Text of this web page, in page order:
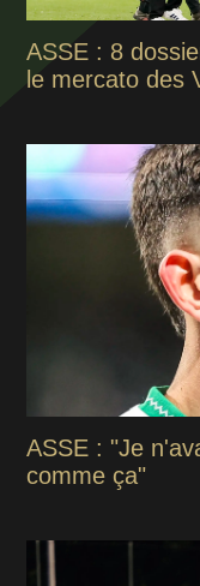
ASSE : 8
le mercato des
ASSE : "Je
comme ça"